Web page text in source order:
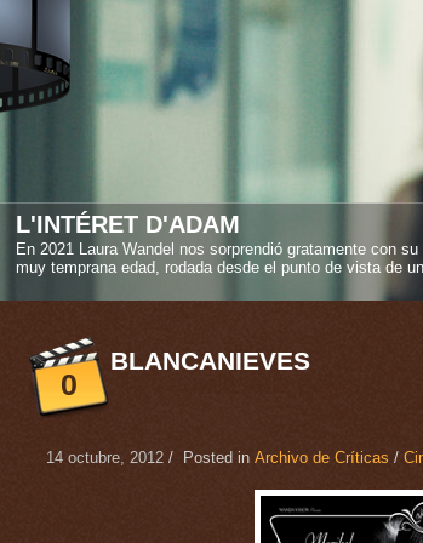
STEREO GIRLS
La amistad verdadera es uno de los sentimientos más
Caroline Deruas Peano en "Stereo girls" ("Les
0
BLANCANIEVES
14 octubre, 2012 / Posted in Archivo de Críticas /